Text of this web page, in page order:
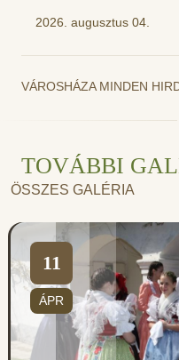
2026. augusztus 04.
VÁROSHÁZA MINDEN
TOVÁBBI
ÖSSZES GALÉRIA
11
ÁPR